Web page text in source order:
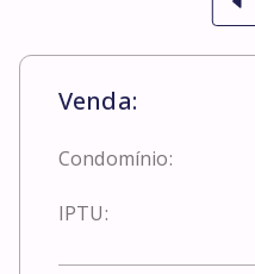
Venda:
Condomínio:
IPTU: